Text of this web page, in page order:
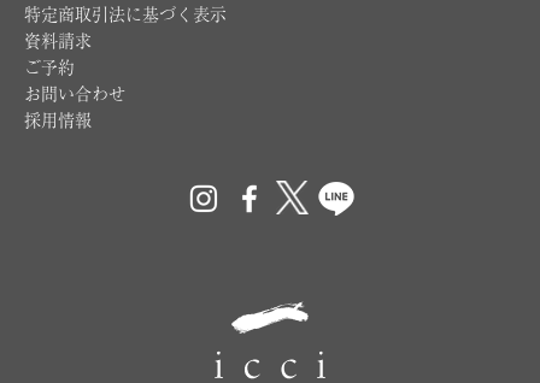
特定商取引法に基づく表示
資料請求
ご予約
お問い合わせ
採用情報